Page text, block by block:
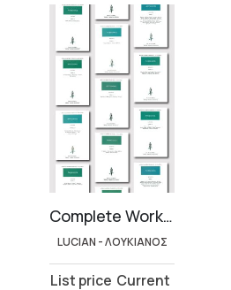
Complete Works – Lucian (17 volumes)
LUCIAN - ΛΟΥΚΙΑΝΟΣ
Original
Current